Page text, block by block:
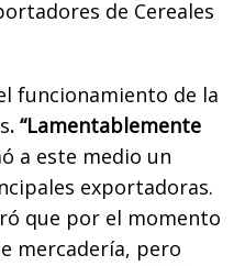
de Cereales
funcionamiento de la
. “Lamentablemente
a este medio un
exportadoras.
que por el momento
mercadería, pero